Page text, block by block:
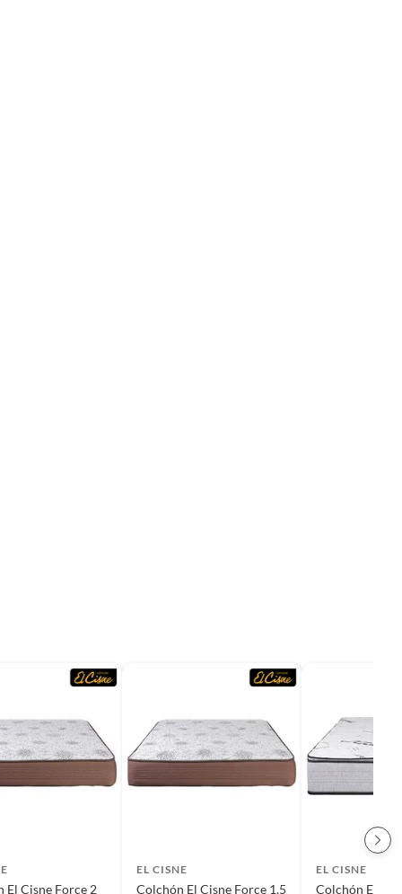
El Cisne Force 2
EL CISNE
Colchón El Cisne Force 1.5
EL CISNE
Colchón El